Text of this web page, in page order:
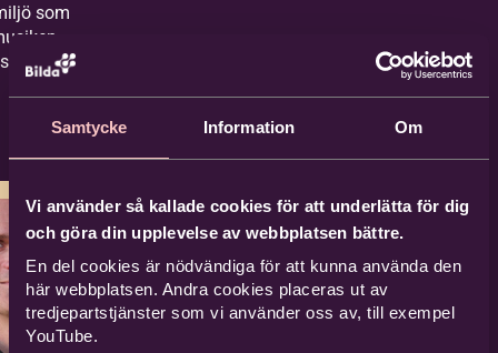
Samtycke Information Om
Vi använder så kallade cookies för att underlätta för dig
och göra din upplevelse av webbplatsen bättre.
En del cookies är nödvändiga för att kunna använda den
här webbplatsen. Andra cookies placeras ut av
tredjepartstjänster som vi använder oss av, till exempel
YouTube.
som